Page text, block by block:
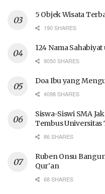
5 Objek Wisata
190 SHARES
124 Nama
9050 SHARES
Doa Ibu yang
4098 SHARES
Siswa-Siswi SMA
Tembus Universitas
86 SHARES
Ruben Onsu
Qur’an
68 SHARES